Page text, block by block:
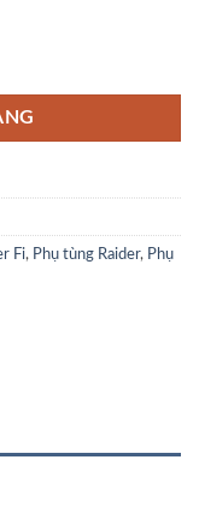
Fi, Phụ tùng Raider, Phụ